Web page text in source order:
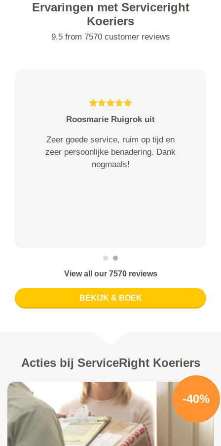
Ervaringen met Serviceright
Koeriers
9.5 from 7570 customer reviews
Roosmarie Ruigrok uit
Zeer goede service, ruim op tijd en
zeer persoonlijke benadering. Dank
nogmaals!
View all our 7570 reviews
BEKIJK & BOEK
Acties bij ServiceRight Koeriers
-40%